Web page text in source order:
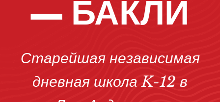
— БАКЛИ
Старейшая независимая
дневная школа K-12 в